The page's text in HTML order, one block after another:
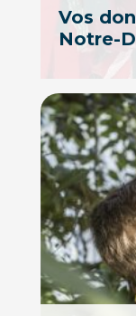
Vos
Notre-